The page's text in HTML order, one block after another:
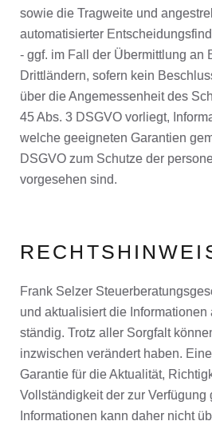
sowie die Tragweite und
automatisierter
- ggf. im Fall der Übermittlung an
Drittländern, sofern kein
über die Angemessenheit des
45 Abs. 3 DSGVO vorliegt,
welche geeigneten Garantien
DSGVO zum Schutze der
vorgesehen sind.
Frank Selzer
und aktualisiert die Informationen
ständig. Trotz aller Sorgfalt
inzwischen verändert haben.
Garantie für die Aktualität,
Vollständigkeit der zur Verfügung
Informationen kann daher nicht